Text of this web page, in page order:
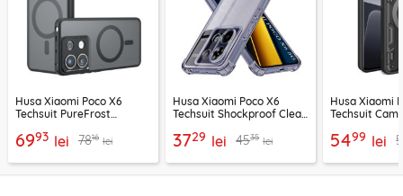
Husa Xiaomi Poco X6
Techsuit PureFrost
6993 lei 7816 lei
Husa Xiaomi Poco X6
Techsuit Shockproof Clear
3729 lei 4535 lei
Husa Xiaomi
Techsuit
5499 lei